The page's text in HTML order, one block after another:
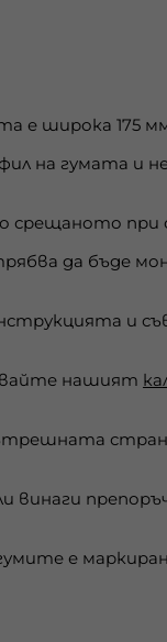
е широка 175
на гумата и
срещаното
да бъде
и
нашият
винаги
е